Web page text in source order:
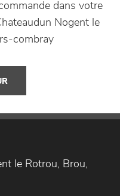
dans votre
Nogent le
combray
le Rotrou, Brou,